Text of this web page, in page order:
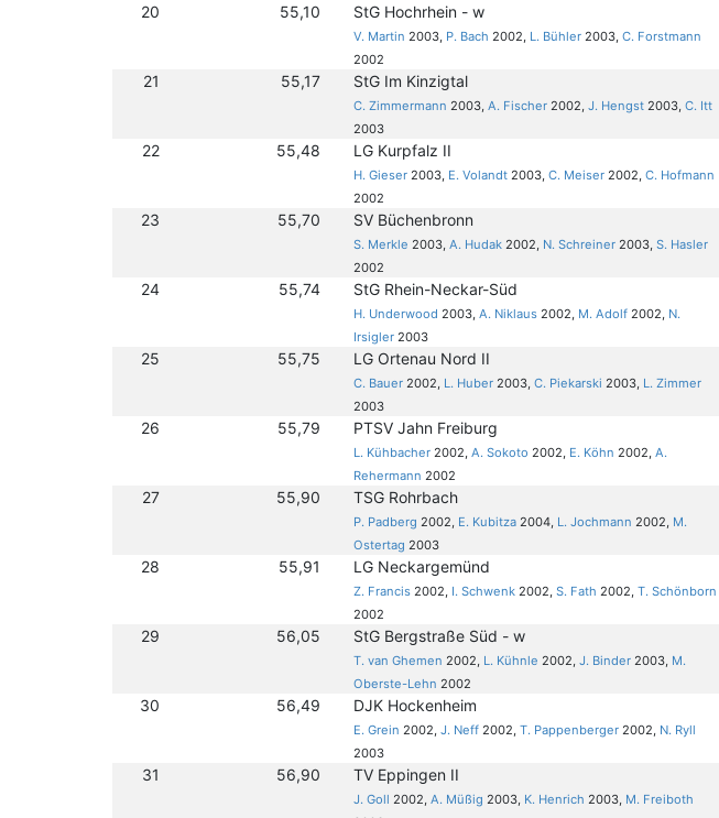
20 55,10 StG Hochrhein - w
V. Martin 2003, P. Bach 2002, L. Bühler 2003,C. Forstmann
2002
21 55,17 StG Im Kinzigtal
C. Zimmermann 2003,A. Fischer 2002,J. Hengst 2003,C. Itt
2003
22 55,48 LG Kurpfalz II
H. Gieser 2003, E. Volandt 2003,C. Meiser 2002,C. Hofmann
2002
23 55,70 SV Büchenbronn
S. Merkle 2003,A. Hudak 2002, N. Schreiner 2003,S. Hasler
2002
24 55,74 StG Rhein-Neckar-Süd
H. Underwood 2003,A. Niklaus 2002, M. Adolf 2002, N.
Irsigler 2003
25 55,75 LG Ortenau Nord II
C. Bauer 2002, L. Huber 2003,C. Piekarski 2003, L. Zimmer
2003
26 55,79 PTSV Jahn Freiburg
L. Kühbacher 2002,A. Sokoto 2002, E. Köhn 2002,A.
Rehermann 2002
27 55,90 TSG Rohrbach
P. Padberg 2002, E. Kubitza 2004, L. Jochmann 2002, M.
Ostertag 2003
28 55,91 LG Neckargemünd
Z. Francis 2002, I. Schwenk 2002,S. Fath 2002,T. Schönborn
2002
29 56,05 StG Bergstraße Süd - w
T. van Ghemen 2002, L. Kühnle 2002,J. Binder 2003, M.
Oberste-Lehn 2002
30 56,49 DJK Hockenheim
E. Grein 2002,J. Neff 2002,T. Pappenberger 2002, N. Ryll
2003
31 56,90 TV Eppingen II
J. Goll 2002,A. Müßig 2003, K. Henrich 2003, M. Freiboth